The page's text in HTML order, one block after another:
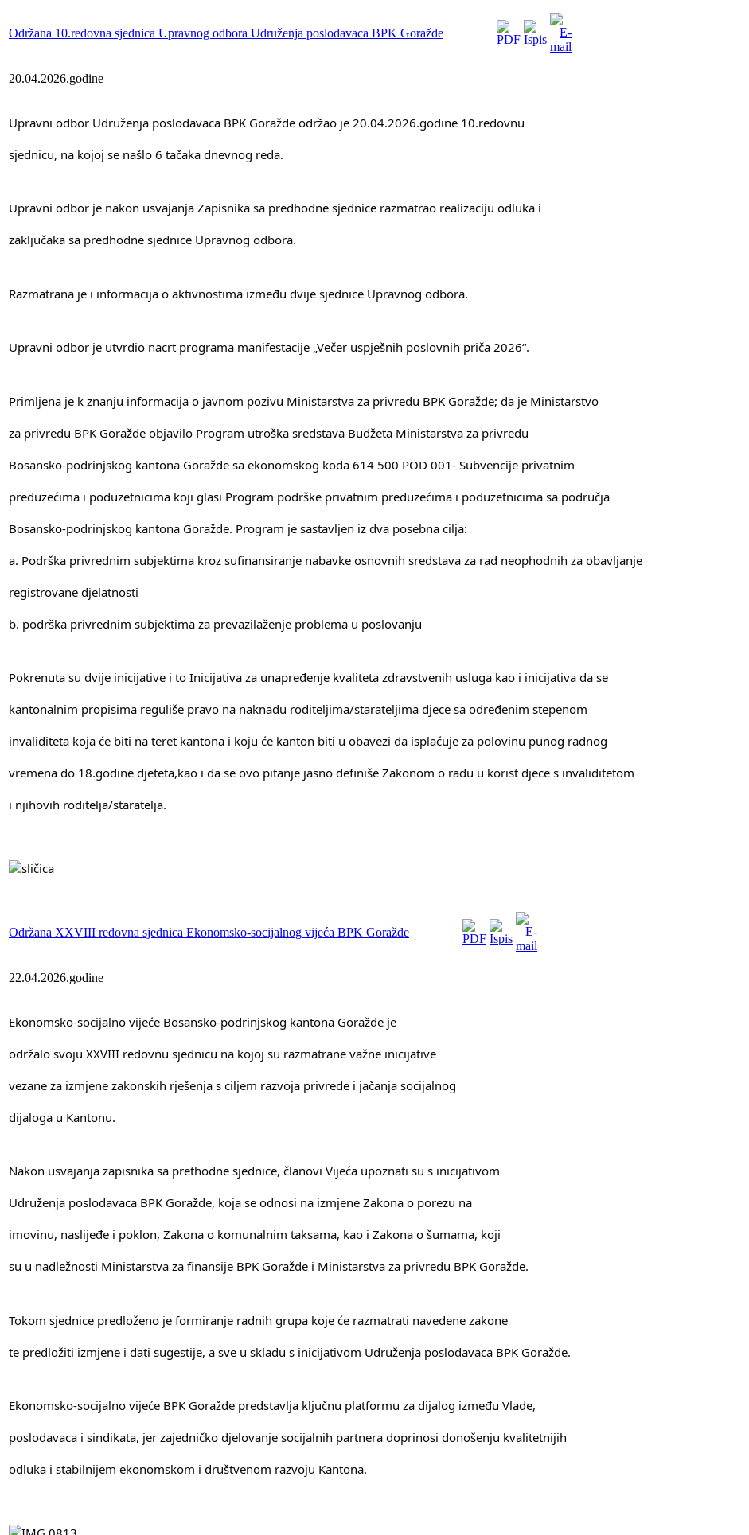
Održana 10.redovna sjednica Upravnog odbora Udruženja poslodavaca BPK Goražde
20.04.2026.godine
Upravni odbor Udruženja poslodavaca BPK Goražde održao je 20.04.2026.godine 10.redovnu
sjednicu, na kojoj se našlo 6 tačaka dnevnog reda.
Upravni odbor je nakon usvajanja Zapisnika sa predhodne sjednice razmatrao realizaciju odluka i
zaključaka sa predhodne sjednice Upravnog odbora.
Razmatrana je i informacija o aktivnostima između dvije sjednice Upravnog odbora.
Upravni odbor je utvrdio nacrt programa manifestacije „Večer uspješnih poslovnih priča 2026“.
Primljena je k znanju informacija o javnom pozivu Ministarstva za privredu BPK Goražde; da je Ministarstvo
za privredu BPK Goražde objavilo Program utroška sredstava Budžeta Ministarstva za privredu
Bosansko-podrinjskog kantona Goražde sa ekonomskog koda 614 500 POD 001- Subvencije privatnim
preduzećima i poduzetnicima koji glasi Program podrške privatnim preduzećima i poduzetnicima sa područja
Bosansko-podrinjskog kantona Goražde. Program je sastavljen iz dva posebna cilja:
a. Podrška privrednim subjektima kroz sufinansiranje nabavke osnovnih sredstava za rad neophodnih za obavljanje
registrovane djelatnosti
b. podrška privrednim subjektima za prevazilaženje problema u poslovanju
Pokrenuta su dvije inicijative i to Inicijativa za unapređenje kvaliteta zdravstvenih usluga kao i inicijativa da se
kantonalnim propisima reguliše pravo na naknadu roditeljima/starateljima djece sa određenim stepenom
invaliditeta koja će biti na teret kantona i koju će kanton biti u obavezi da isplaćuje za polovinu punog radnog
vremena do 18.godine djeteta,kao i da se ovo pitanje jasno definiše Zakonom o radu u korist djece s invaliditetom
i njihovih roditelja/staratelja.
Održana XXVIII redovna sjednica Ekonomsko-socijalnog vijeća BPK Goražde
22.04.2026.godine
Ekonomsko-socijalno vijeće Bosansko-podrinjskog kantona Goražde je
održalo svoju XXVIII redovnu sjednicu na kojoj su razmatrane važne inicijative
vezane za izmjene zakonskih rješenja s ciljem razvoja privrede i jačanja socijalnog
dijaloga u Kantonu.
Nakon usvajanja zapisnika sa prethodne sjednice, članovi Vijeća upoznati su s inicijativom
Udruženja poslodavaca BPK Goražde, koja se odnosi na izmjene Zakona o porezu na
imovinu, naslijeđe i poklon, Zakona o komunalnim taksama, kao i Zakona o šumama, koji
su u nadležnosti Ministarstva za finansije BPK Goražde i Ministarstva za privredu BPK Goražde.
Tokom sjednice predloženo je formiranje radnih grupa koje će razmatrati navedene zakone
te predložiti izmjene i dati sugestije, a sve u skladu s inicijativom Udruženja poslodavaca BPK Goražde.
Ekonomsko-socijalno vijeće BPK Goražde predstavlja ključnu platformu za dijalog između Vlade,
poslodavaca i sindikata, jer zajedničko djelovanje socijalnih partnera doprinosi donošenju kvalitetnijih
odluka i stabilnijem ekonomskom i društvenom razvoju Kantona.